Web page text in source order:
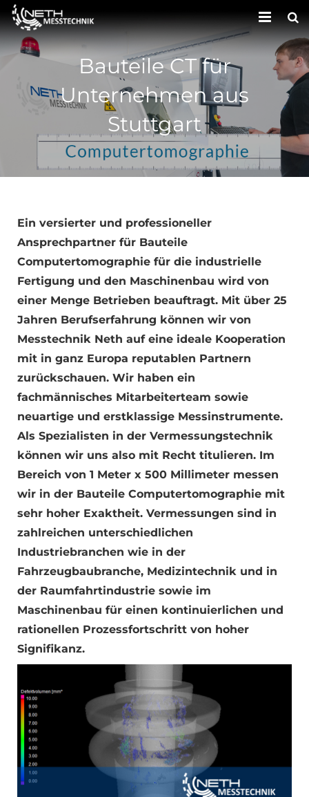
HOME
KONTAKT
Bauteile CT für
Unternehmen aus
Stuttgart
Ein versierter und professioneller
Ansprechpartner für Bauteile
Computertomographie für die industrielle
Fertigung und den Maschinenbau wird von
einer Menge Betrieben beauftragt. Mit über 25
Jahren Berufserfahrung können wir von
Messtechnik Neth auf eine ideale Kooperation
mit in ganz Europa reputablen Partnern
zurückschauen. Wir haben ein
fachmännisches Mitarbeiterteam sowie
neuartige und erstklassige Messinstrumente.
Als Spezialisten in der Vermessungstechnik
können wir uns also mit Recht titulieren. Im
Bereich von 1 Meter x 500 Millimeter messen
wir in der Bauteile Computertomographie mit
sehr hoher Exaktheit. Vermessungen sind in
zahlreichen unterschiedlichen
Industriebranchen wie in der
Fahrzeugbaubranche, Medizintechnik und in
der Raumfahrtindustrie sowie im
Maschinenbau für einen kontinuierlichen und
rationellen Prozessfortschritt von hoher
Signifikanz.